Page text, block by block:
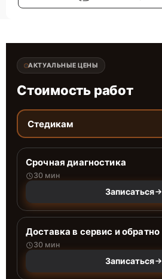
АКТУАЛЬНЫЕ ЦЕНЫ
Стоимость работ
Стедикам
Срочная диагностика
30 мин
Записаться
Доставка в сервис и обратно
30 мин
Записаться